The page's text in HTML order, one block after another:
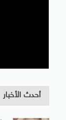
أحدث الأخبار